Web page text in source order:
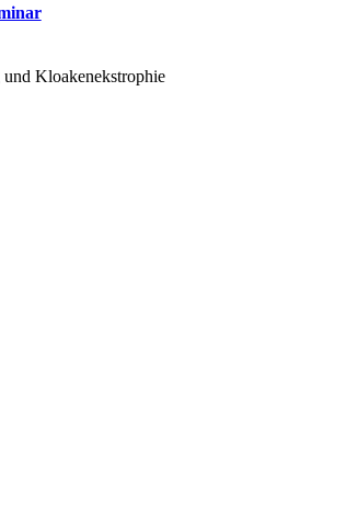
Kloakenekstrophie